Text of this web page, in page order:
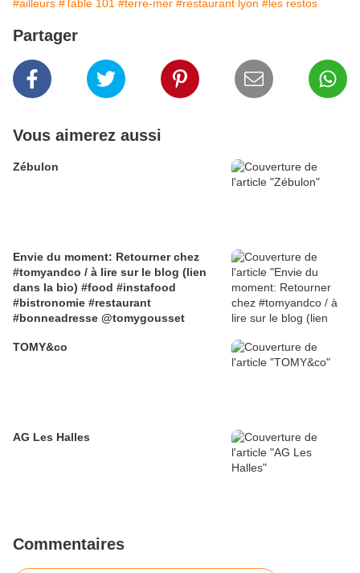
#ailleurs #Table 101 #terre-mer #restaurant lyon #les restos
Partager
Vous aimerez aussi
Zébulon
Envie du moment: Retourner chez
#tomyandco / à lire sur le blog (lien
dans la bio) #food #instafood
#bistronomie #restaurant
#bonneadresse @tomygousset
TOMY&co
AG Les Halles
Commentaires